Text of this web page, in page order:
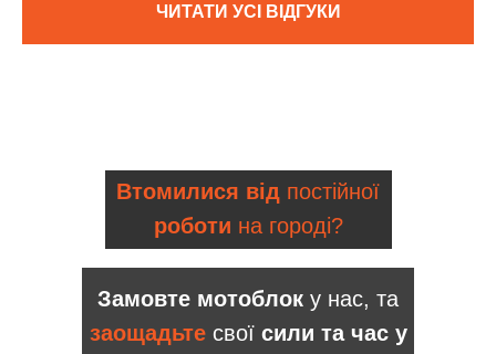
ЧИТАТИ УСІ ВІДГУКИ
Замовте мотоблок у нас, та
заощадьтесвої сили та час у
Втомилися від постійної
роботи на городі?